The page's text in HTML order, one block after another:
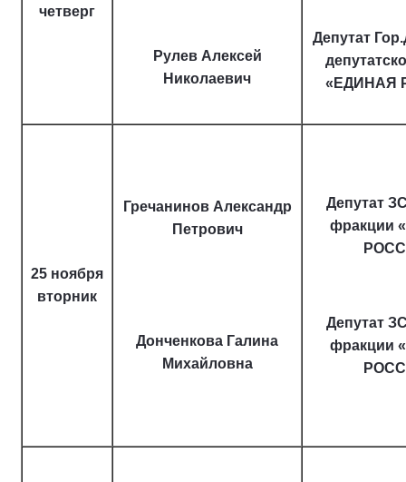
четверг
Рулев Алексей
Николаевич
Депутат
«ЕДИНАЯ
25 ноября
вторник
Гречанинов Александр
Петрович
Донченкова Галина
Михайловна
Депутат
фракции
Депутат
фракции